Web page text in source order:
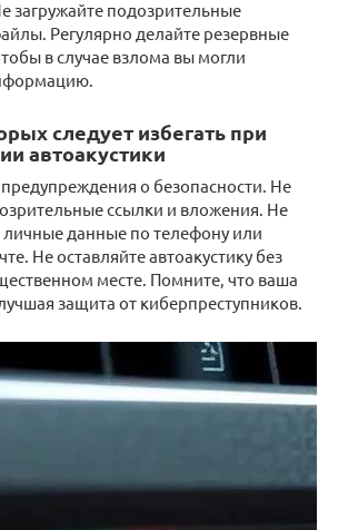
загружайте подозрительные
Регулярно делайте резервные
в случае взлома вы могли
следует избегать при
автоакустики
о безопасности. Не
ссылки и вложения. Не
данные по телефону или
Не оставляйте автоакустику без
месте. Помните, что ваша
защита от киберпреступников.